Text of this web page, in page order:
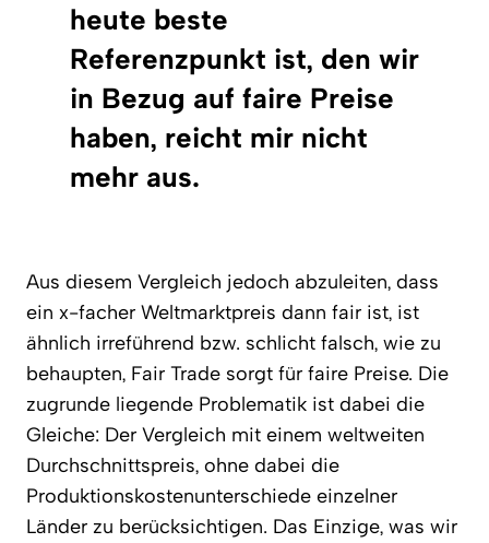
heute beste
Referenzpunkt ist, den wir
in Bezug auf faire Preise
haben, reicht mir nicht
mehr aus.
Aus diesem Vergleich jedoch abzuleiten, dass
ein x-facher Weltmarktpreis dann fair ist, ist
ähnlich irreführend bzw. schlicht falsch, wie zu
behaupten, Fair Trade sorgt für faire Preise. Die
zugrunde liegende Problematik ist dabei die
Gleiche: Der Vergleich mit einem weltweiten
Durchschnittspreis, ohne dabei die
Produktionskostenunterschiede einzelner
Länder zu berücksichtigen. Das Einzige, was wir